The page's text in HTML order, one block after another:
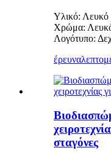
Υλικό: Λευκό
Χρώμα:
Λογότυπο:
έρευνα
σταγόνες